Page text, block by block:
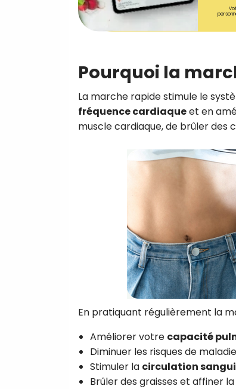
Pourquoi la
La marche rapide stimule le
fréquence cardiaqueet en
muscle cardiaque, de brûler des
En pratiquant régulièrement la
Améliorer votre capacité
Diminuer les risques de
Stimuler la circulation
Brûler des graisses et affiner